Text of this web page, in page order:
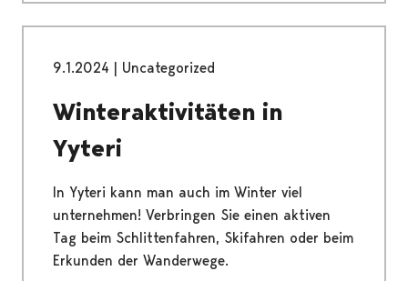
9.1.2024 Uncategorized
Winteraktivitäten in
Yyteri
In Yyteri kann man auch im Winter viel
unternehmen! Verbringen Sie einen aktiven
Tag beim Schlittenfahren, Skifahren oder beim
Erkunden der Wanderwege.